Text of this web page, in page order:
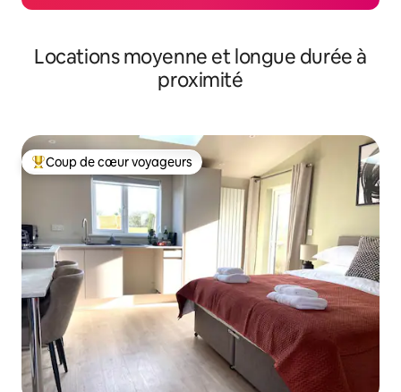
Locations moyenne et longue durée à
proximité
Coups de cœur voyageurs les plus appréciés
Coup de cœur voyageurs